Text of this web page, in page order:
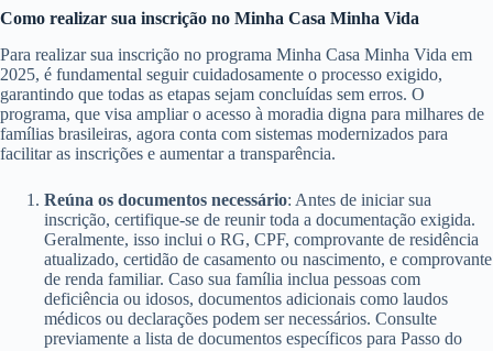
Como realizar sua inscrição no Minha Casa Minha Vida
Para realizar sua inscrição no programa Minha Casa Minha Vida em
2025, é fundamental seguir cuidadosamente o processo exigido,
garantindo que todas as etapas sejam concluídas sem erros. O
programa, que visa ampliar o acesso à moradia digna para milhares de
famílias brasileiras, agora conta com sistemas modernizados para
facilitar as inscrições e aumentar a transparência.
Reúna os documentos necessário: Antes de iniciar sua
inscrição, certifique-se de reunir toda a documentação exigida.
Geralmente, isso inclui o RG, CPF, comprovante de residência
atualizado, certidão de casamento ou nascimento, e comprovante
de renda familiar. Caso sua família inclua pessoas com
deficiência ou idosos, documentos adicionais como laudos
médicos ou declarações podem ser necessários. Consulte
previamente a lista de documentos específicos para Passo do